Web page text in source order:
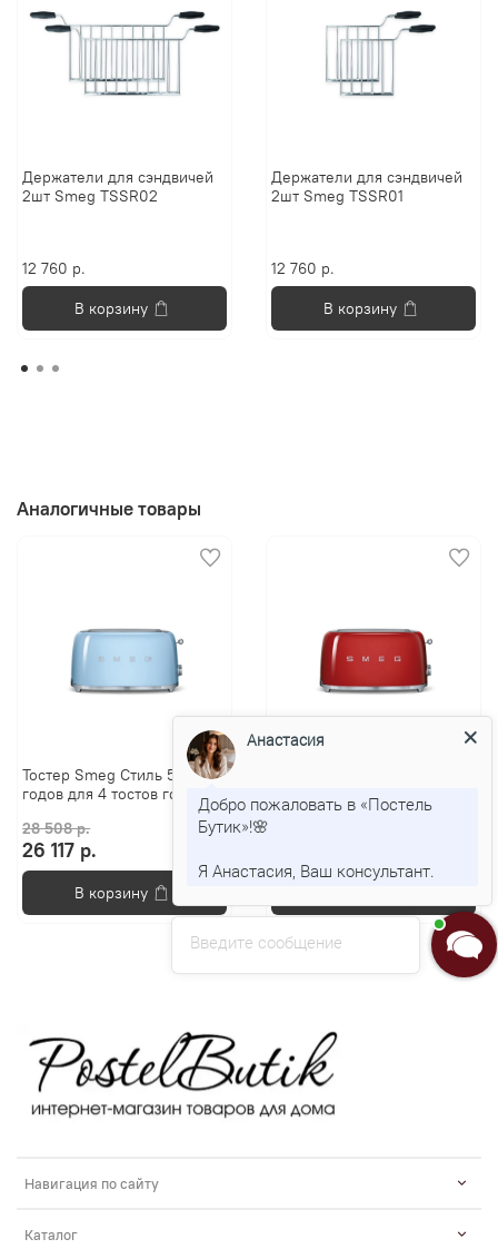
Держатели для сэндвичей
2шт Smeg TSSR02
12 760 р.
В корзину
Держатели для сэндвичей
2шт Smeg TSSR01
12 760 р.
В корзину
Аналогичные товары
Тостер Smeg Стиль 50-х
годов для 4 тостов голубой
28 508 р.
26 117 р.
В корзину
годов для 4 тостов красный
Навигация по сайту
Каталог
Введите сообщение
Анастасия
Добро пожаловать в «Постель
Бутик»!🌸
Я Анастасия, Ваш консультант.